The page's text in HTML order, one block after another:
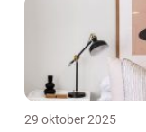
29 oktober 2025